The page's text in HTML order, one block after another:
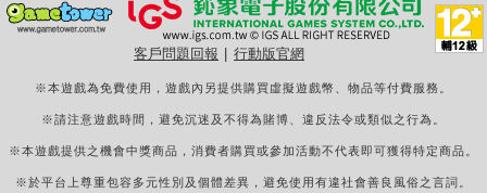
客戶問題回報 行動版官網
※本遊戲為免費使用，遊戲內另提供購買虛擬遊戲幣、物品等付費服務。
※請注意遊戲時間，避免沉迷及不得為賭博、違反法令或類似之行為。
※本遊戲提供之機會中獎商品，消費者購買或參加活動不代表即可獲得特定商品。
※於平台上尊重包容多元性別及個體差異，避免使用有違社會善良風俗之言詞。